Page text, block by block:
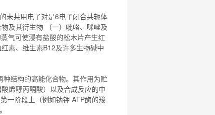
未共用电子对是6电子闭合共轭体
及其衍生物 （一）吡咯、咪唑及
气可使浸有盐酸的松木片产生红
素、维生素B12及许多生物碱中
结构的高能化合物。其作用为贮
烯醇丙酮酸）以及合成反应的中
一阶段上（例如钠钾 ATP酶的羧